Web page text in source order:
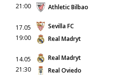
21:00
Athletic Bilbao
17.05
19:00
Sevilla FC
Real Madryt
14.05
21:30
Real Madryt
Real Oviedo